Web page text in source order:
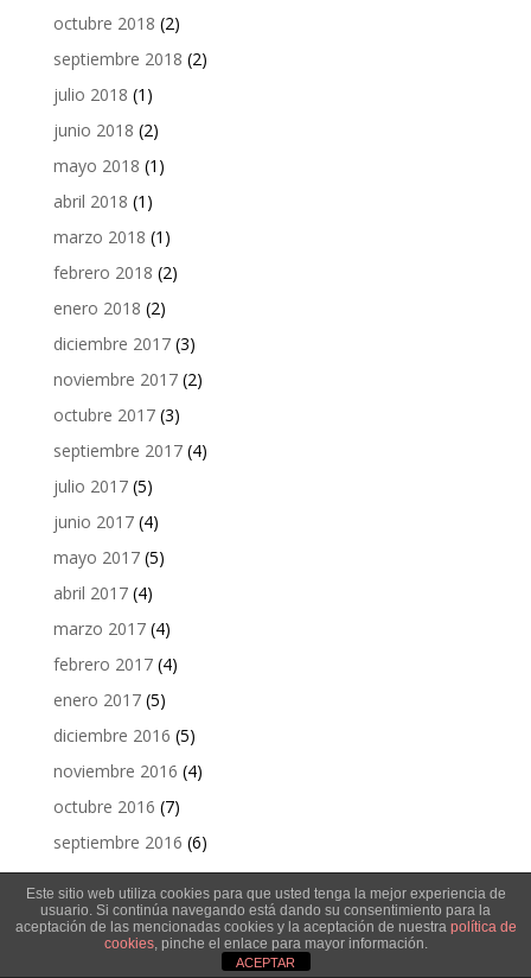
octubre 2018 (2)
septiembre 2018 (2)
julio 2018 (1)
junio 2018 (2)
mayo 2018 (1)
abril 2018 (1)
marzo 2018 (1)
febrero 2018 (2)
enero 2018 (2)
diciembre 2017(3)
noviembre 2017(2)
octubre 2017(3)
septiembre 2017(4)
julio 2017(5)
junio 2017(4)
mayo 2017(5)
abril 2017(4)
marzo 2017(4)
febrero 2017(4)
enero 2017(5)
diciembre 2016 (5)
noviembre 2016 (4)
octubre 2016 (7)
septiembre 2016 (6)
agosto 2016(2)
julio 2016(4)
junio 2016(5)
Este sitio web utiliza cookies para que usted tenga la mejor experiencia de
usuario. Si continúa navegando está dando su consentimiento para la
aceptación de las mencionadas cookies y la aceptación de nuestra política de
cookies, pinche el enlace para mayor información.
ACEPTAR